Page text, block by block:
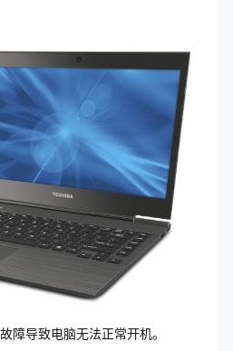
障导致电脑无法正常开机。